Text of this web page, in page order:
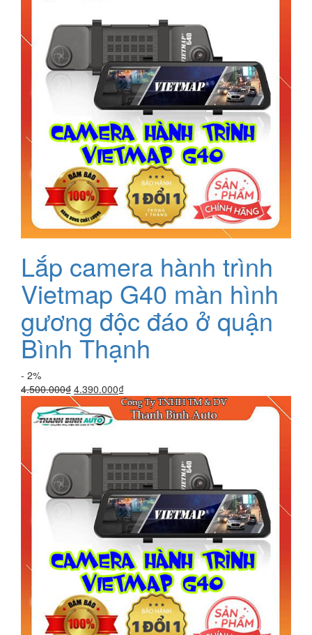
4.390.000₫.
Lắp camera hành trình
Vietmap G40 màn hình
gương độc đáo ở quận
Bình Thạnh
- 2%
4.500.000₫ Giá
gốc
là:
4.500.000₫.
4.390.000₫Giá
hiện
tại
4.390.000₫.